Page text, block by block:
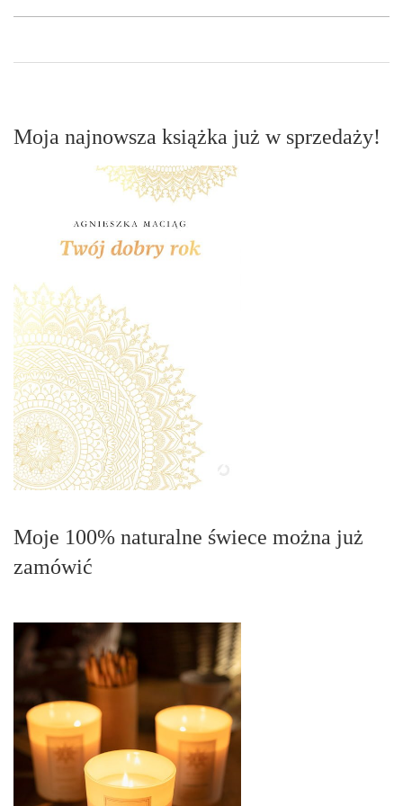
Moja najnowsza książka już w sprzedaży!
Moje 100% naturalne świece można już
zamówić